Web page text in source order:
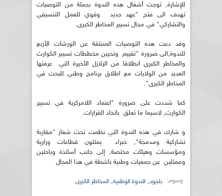
للإشارة, توجت أشغال هذه الندوة بجملة من التوصيات
تهدف الى فتح "عهد جديد وقوي للعمل التنسيقي
والتشاركي" في مجال تسيير المخاطر الكبرى.
وقد دعت هذه التوصيات المنبثقة عن الورشات الأربع
للندوة,الى ضرورة "تقييم وتحيين مخططات تسيير الكوارث
والمخاطر الكبرى انطلاقا من الزلازل الأخيرة التي عرفتها
العديد من الولايات مع اطلاق برنامج وطني للبحث في
المخاطر الكبرى".
كما شددت على ضرورة "اعتماد اللامركزية في تسيير
الكوارث, لاسيما ما تعلق باتخاذ القرارات.
و شارك في هذه الندوة التي نظمت تحت شعار "مقاربة
تشاركية ومدمجة", خبراء يمثلون قطاعات وزارية
ومؤسسات وهيئات مختصة, إلى جانب أساتذة وباحثين
وممثلين عن جمعيات وطنية ناشطة في هذا المجال
وسوم: بلجود, الندوة الوطنية, المخاطر الكبرى